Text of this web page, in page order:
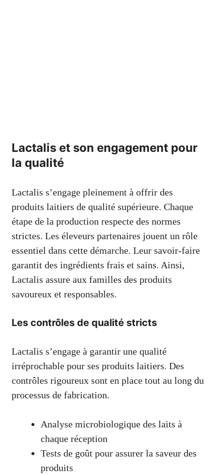
Lactalis et son engagement pour
la qualité
Lactalis s’engage pleinement à offrir des
produits laitiers de qualité supérieure. Chaque
étape de la production respecte des normes
strictes. Les éleveurs partenaires jouent un rôle
essentiel dans cette démarche. Leur savoir-faire
garantit des ingrédients frais et sains. Ainsi,
Lactalis assure aux familles des produits
savoureux et responsables.
Les contrôles de qualité stricts
Lactalis s’engage à garantir une qualité
irréprochable pour ses produits laitiers. Des
contrôles rigoureux sont en place tout au long du
processus de fabrication.
Analyse microbiologique des laits à
chaque réception
Tests de goût pour assurer la saveur des
produits